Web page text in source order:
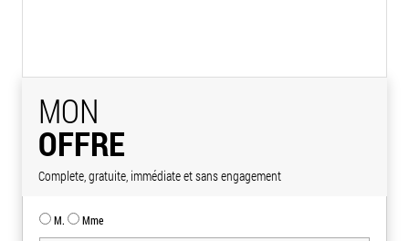
MON
OFFRE
Complete, gratuite, immédiate et sans engagement
M. Mme